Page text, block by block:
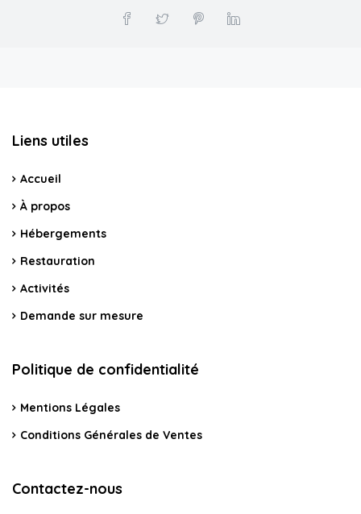
Liens utiles
Accueil
À propos
Hébergements
Restauration
Activités
Demande sur mesure
Politique de confidentialité
Mentions Légales
Conditions Générales de Ventes
Contactez-nous